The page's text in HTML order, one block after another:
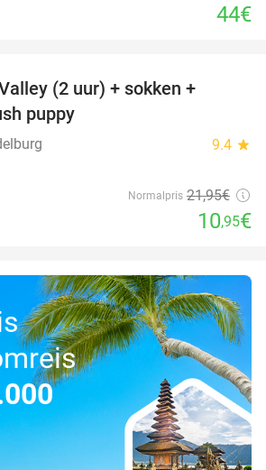
44€
(2 uur) + sokken +
puppy
9.4 star
Normalpris 21,95€
10,95€